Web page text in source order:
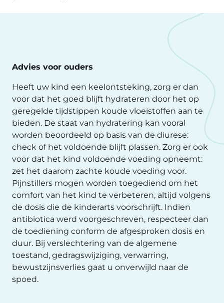
Advies voor ouders
Heeft uw kind een keelontsteking, zorg er dan
voor dat het goed blijft hydrateren door het op
geregelde tijdstippen koude vloeistoffen aan te
bieden. De staat van hydratering kan vooral
worden beoordeeld op basis van de diurese:
check of het voldoende blijft plassen. Zorg er ook
voor dat het kind voldoende voeding opneemt:
zet het daarom zachte koude voeding voor.
Pijnstillers mogen worden toegediend om het
comfort van het kind te verbeteren, altijd volgens
de dosis die de kinderarts voorschrijft. Indien
antibiotica werd voorgeschreven, respecteer dan
de toediening conform de afgesproken dosis en
duur. Bij verslechtering van de algemene
toestand, gedragswijziging, verwarring,
bewustzijnsverlies gaat u onverwijld naar de
spoed.